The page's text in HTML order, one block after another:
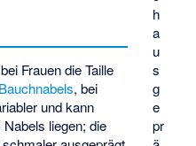
h
a
u
s
g
e
pr
Frauen die Taille
Bauchnabels, bei
und kann
liegen; die